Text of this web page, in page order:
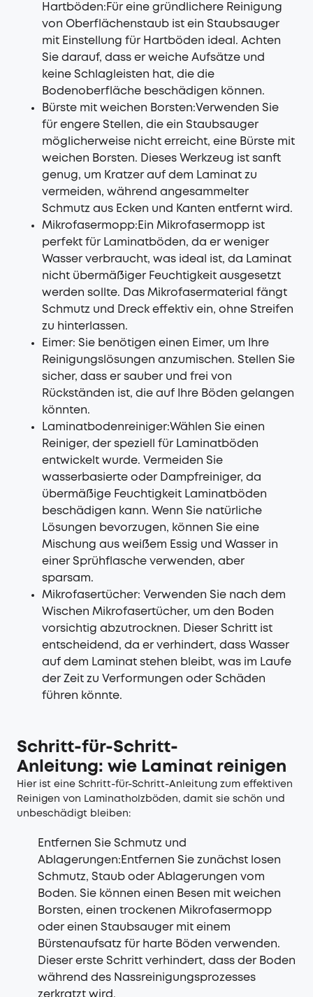
Hartböden:Für eine gründlichere Reinigung
von Oberflächenstaub ist ein Staubsauger
mit Einstellung für Hartböden ideal. Achten
Sie darauf, dass er weiche Aufsätze und
keine Schlagleisten hat, die die
Bodenoberfläche beschädigen können.
Bürste mit weichen Borsten:Verwenden Sie
für engere Stellen, die ein Staubsauger
möglicherweise nicht erreicht, eine Bürste mit
weichen Borsten. Dieses Werkzeug ist sanft
genug, um Kratzer auf dem Laminat zu
vermeiden, während angesammelter
Schmutz aus Ecken und Kanten entfernt wird.
Mikrofasermopp:Ein Mikrofasermopp ist
perfekt für Laminatböden, da er weniger
Wasser verbraucht, was ideal ist, da Laminat
nicht übermäßiger Feuchtigkeit ausgesetzt
werden sollte. Das Mikrofasermaterial fängt
Schmutz und Dreck effektiv ein, ohne Streifen
zu hinterlassen.
Eimer: Sie benötigen einen Eimer, um Ihre
Reinigungslösungen anzumischen. Stellen Sie
sicher, dass er sauber und frei von
Rückständen ist, die auf Ihre Böden gelangen
könnten.
Laminatbodenreiniger:Wählen Sie einen
Reiniger, der speziell für Laminatböden
entwickelt wurde. Vermeiden Sie
wasserbasierte oder Dampfreiniger, da
übermäßige Feuchtigkeit Laminatböden
beschädigen kann. Wenn Sie natürliche
Lösungen bevorzugen, können Sie eine
Mischung aus weißem Essig und Wasser in
einer Sprühflasche verwenden, aber
sparsam.
Mikrofasertücher: Verwenden Sie nach dem
Wischen Mikrofasertücher, um den Boden
vorsichtig abzutrocknen. Dieser Schritt ist
entscheidend, da er verhindert, dass Wasser
auf dem Laminat stehen bleibt, was im Laufe
der Zeit zu Verformungen oder Schäden
führen könnte.
Schritt-für-Schritt-
Anleitung: wie Laminat reinigen
Hier ist eine Schritt-für-Schritt-Anleitung zum effektiven
Reinigen von Laminatholzböden, damit sie schön und
unbeschädigt bleiben:
Entfernen Sie Schmutz und
Ablagerungen:Entfernen Sie zunächst losen
Schmutz, Staub oder Ablagerungen vom
Boden. Sie können einen Besen mit weichen
Borsten, einen trockenen Mikrofasermopp
oder einen Staubsauger mit einem
Bürstenaufsatz für harte Böden verwenden.
Dieser erste Schritt verhindert, dass der Boden
während des Nassreinigungsprozesses
zerkratzt wird.